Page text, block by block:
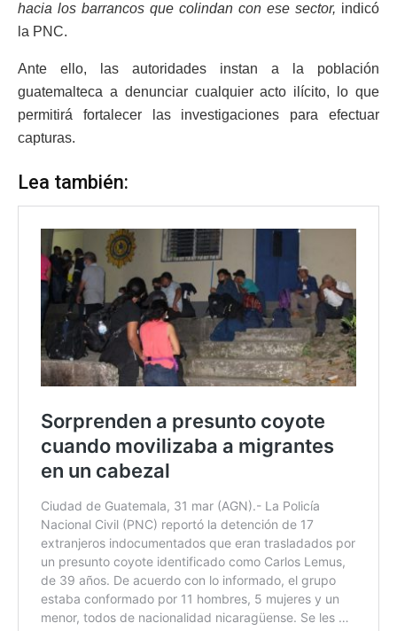
hacia los barrancos que colindan con ese sector, indicó
la PNC.
Ante ello, las autoridades instan a la población
guatemalteca a denunciar cualquier acto ilícito, lo que
permitirá fortalecer las investigaciones para efectuar
capturas.
Lea también: